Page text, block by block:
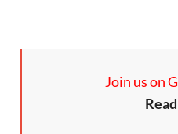
Join us on